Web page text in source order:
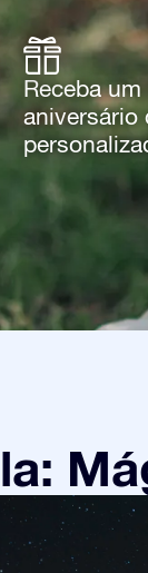
Receba
aniversário